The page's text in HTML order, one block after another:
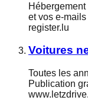
et vos e-
register.lu
Voitures
Toutes les
Publication